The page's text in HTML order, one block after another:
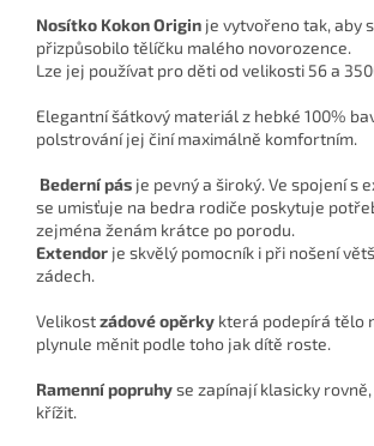
Nosítko Kokon Origin je vytvořeno tak, aby
přizpůsobilo tělíčku malého novorozence.
Lze jej používat pro děti od velikosti 56 a
Elegantní šátkový materiál z hebké 100%
polstrování jej činí maximálně komfortním.
Bederní pás je pevný a široký. Ve spojení s
se umisťuje na bedra rodiče poskytuje
zejména ženám krátce po porodu.
Extendor je skvělý pomocník i při nošení
zádech.
Velikostzádové opěrky která podepírá tělo
plynule měnit podle toho jak dítě roste.
Ramenní popruhyse zapínají klasicky
křížit.